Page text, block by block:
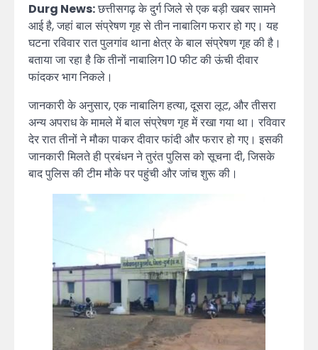
Durg News:छत्तीसगढ़ के दुर्ग जिले से एक बड़ी खबर सामने
आई है, जहां बाल संप्रेषण गृह से तीन नाबालिग फरार हो गए। यह
घटना रविवार रात पुलगांव थाना क्षेत्र के बाल संप्रेषण गृह की है।
बताया जा रहा है कि तीनों नाबालिग 10 फीट की ऊंची दीवार
फांदकर भाग निकले।
जानकारी के अनुसार, एक नाबालिग हत्या, दूसरा लूट, और तीसरा
अन्य अपराध के मामले में बाल संप्रेषण गृह में रखा गया था। रविवार
देर रात तीनों ने मौका पाकर दीवार फांदी और फरार हो गए। इसकी
जानकारी मिलते ही प्रबंधन ने तुरंत पुलिस को सूचना दी, जिसके
बाद पुलिस की टीम मौके पर पहुंची और जांच शुरू की।